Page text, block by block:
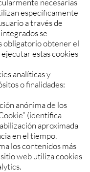
necesarias
específicamente
a través de
se
obligatorio obtener el
estas cookies
analíticas y
o finalidades:
anónima de los
(identifica
aproximada
en el tiempo.
los contenidos más
web utiliza cookies